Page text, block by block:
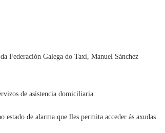
Federación Galega do Taxi, Manuel Sánchez
de asistencia domiciliaria.
de alarma que lles permita acceder ás axudas